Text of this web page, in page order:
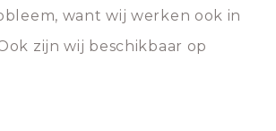
want wij werken ook in
zijn wij beschikbaar op